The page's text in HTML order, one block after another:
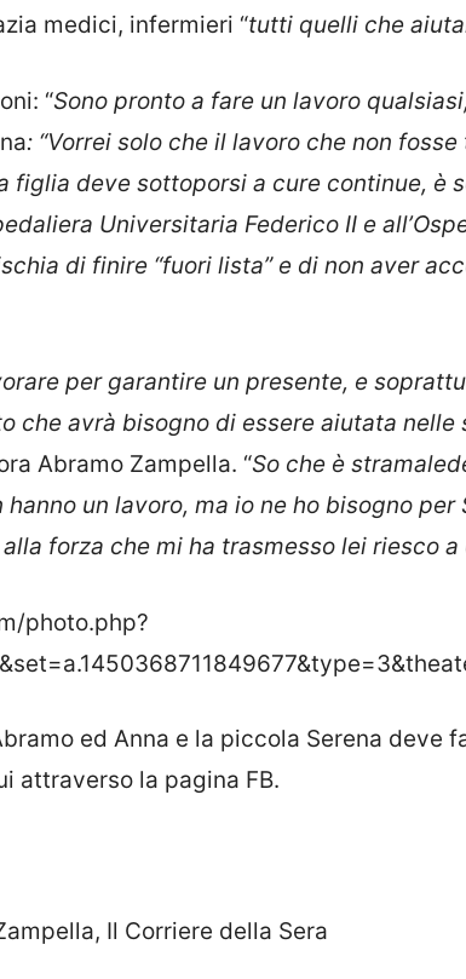
medici, infermieri “tutti quelli che
“Sono pronto a fare un lavoro
: “Vorrei solo che il lavoro che non
figlia deve sottoporsi a cure continue, è
Universitaria Federico II e
di finire “fuori lista” e di non aver
per garantire un presente, e
che avrà bisogno di essere aiutata nelle
Abramo Zampella. “So che è
un lavoro, ma io ne ho bisogno per
forza che mi ha trasmesso lei riesco
photo.php?
ed Anna e la piccola Serena deve
attraverso la pagina FB.
Il Corriere della Sera